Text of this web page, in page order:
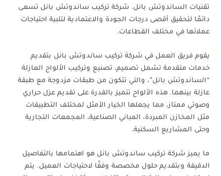
تقنيات الساندوتش بانل. شركة تركيب ساندوتش بانل تسعى
دائمًا لتحقيق أقصى درجات الجودة والاعتمادية لتلبية احتياجات
عملائها في مختلف القطاعات.
يقوم فريق العمل في شركة تركيب ساندوتش بانل بتقديم
خدمات متقدمة تشمل تصميم، تصنيع وتركيب الألواح العازلة
“الساندوتش بانل”، والتي تتكون من طبقات مزدوجة مع طبقة
عازلة بينهما. هذه الألواح تتميز بالقدرة على تقديم عزل حراري
وصوتي ممتاز، مما يجعلها الخيار الأمثل لمختلف التطبيقات
مثل المخازن المبردة، المباني الصناعية، المجمعات التجارية
وحتى المشاريع السكنية.
ما يميز شركة تركيب ساندوتش بانل هو اهتمامها بالتفاصيل
الدقيقة وبتقديم حلول مخصصة وفقًا لاحتياجات العميل. يتم